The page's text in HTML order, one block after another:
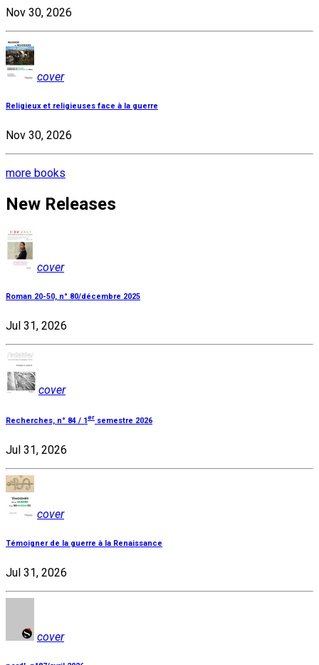
Nov 30, 2026
cover
Religieux et religieuses face à la guerre
Nov 30, 2026
more books
New Releases
cover
Roman 20-50, n° 80/décembre 2025
Jul 31, 2026
cover
Recherches, n° 84 / 1 er semestre 2026
Jul 31, 2026
cover
Témoigner de la guerre à la Renaissance
Jul 31, 2026
cover